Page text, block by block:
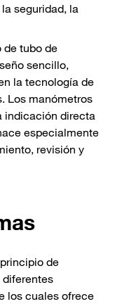
seguridad, la
de tubo de
sencillo,
la tecnología de
Los manómetros
indicación directa
especialmente
revisión y
de
los cuales ofrece